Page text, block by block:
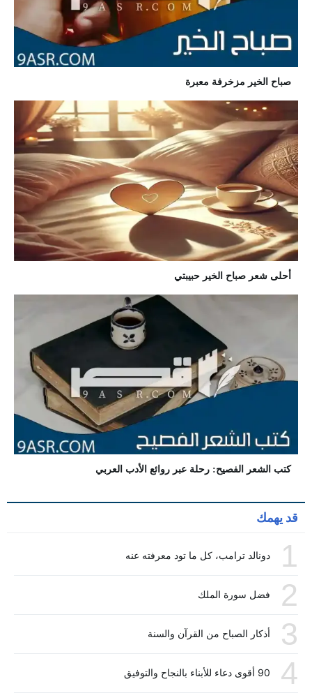
صباح الخير مزخرفة معبرة
أحلى شعر صباح الخير حبيبتي
كتب الشعر الفصيح: رحلة عبر روائع الأدب العربي
قد يهمك
1 دونالد ترامب، كل ما تود معرفته عنه
2 فضل سورة الملك
3 أذكار الصباح من القرآن والسنة
4 90 أقوى دعاء للأبناء بالنجاح والتوفيق